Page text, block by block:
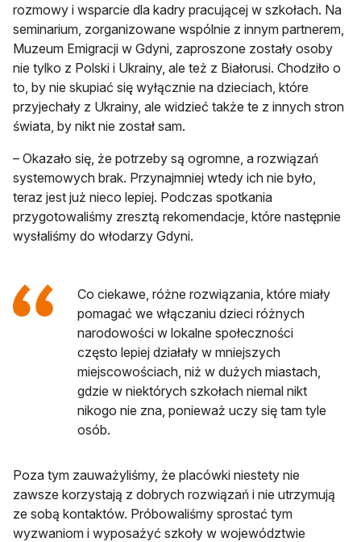
rozmowy i wsparcie dla kadry pracującej w szkołach. Na
seminarium, zorganizowane wspólnie z innym partnerem,
Muzeum Emigracji w Gdyni, zaproszone zostały osoby
nie tylko z Polski i Ukrainy, ale też z Białorusi. Chodziło o
to, by nie skupiać się wyłącznie na dzieciach, które
przyjechały z Ukrainy, ale widzieć także te z innych stron
świata, by nikt nie został sam.
– Okazało się, że potrzeby są ogromne, a rozwiązań
systemowych brak. Przynajmniej wtedy ich nie było,
teraz jest już nieco lepiej. Podczas spotkania
przygotowaliśmy zresztą rekomendacje, które następnie
wysłaliśmy do włodarzy Gdyni.
Co ciekawe, różne rozwiązania, które miały
pomagać we włączaniu dzieci różnych
narodowości w lokalne społeczności
często lepiej działały w mniejszych
miejscowościach, niż w dużych miastach,
gdzie w niektórych szkołach niemal nikt
nikogo nie zna, ponieważ uczy się tam tyle
osób.
Poza tym zauważyliśmy, że placówki niestety nie
zawsze korzystają z dobrych rozwiązań i nie utrzymują
ze sobą kontaktów. Próbowaliśmy sprostać tym
wyzwaniom i wyposażyć szkoły w województwie